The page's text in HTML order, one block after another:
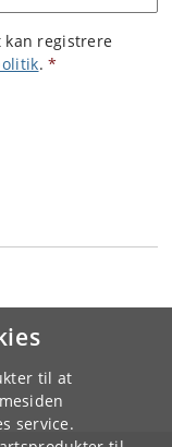
til at
service.
kan registrere
.*